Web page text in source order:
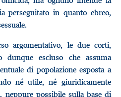
perseguitato in quanto ebreo,
argomentativo, le due corti,
dunque escluso che assuma
di popolazione esposta a
né utile, né giuridicamente
possibile sulla base di